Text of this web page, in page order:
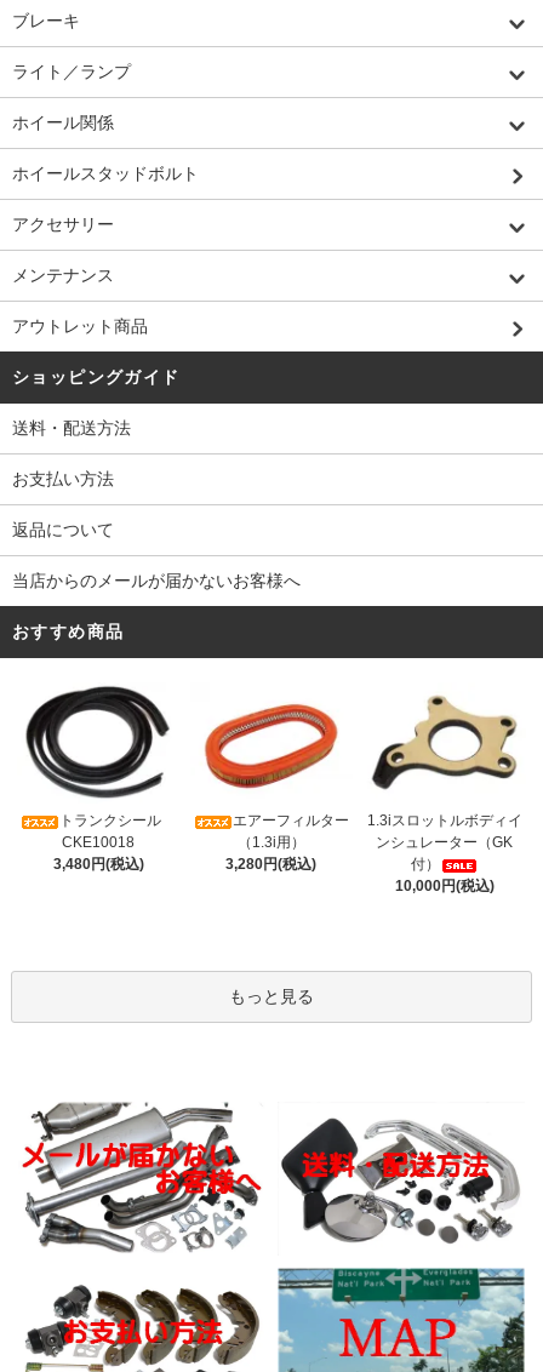
ブレーキ
ライト／ランプ
ホイール関係
ホイールスタッドボルト
アクセサリー
メンテナンス
アウトレット商品
ショッピングガイド
送料・配送方法
お支払い方法
返品について
当店からのメールが届かないお客様へ
おすすめ商品
トランクシール
CKE10018
3,480円(税込)
エアーフィルター
（1.3i用）
3,280円(税込)
1.3iスロットルボディイ
ンシュレーター（GK
付）
10,000円(税込)
もっと見る